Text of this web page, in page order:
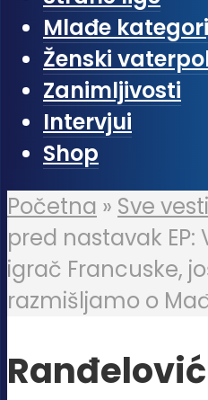
Mlađe
Ženski
Zanimljivosti
Intervjui
Shop
Početna » Sve vesti
pred nastavak EP:
igrač Francuske,
razmišljamo o